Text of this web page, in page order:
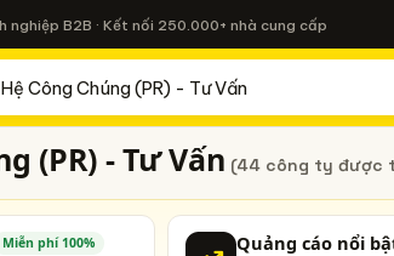
nghiệp B2B · Kết nối 250.000+ nhà cung cấp
(PR) - Tư Vấn (44 công ty được
Miễn phí 100% Quảng cáo nổi